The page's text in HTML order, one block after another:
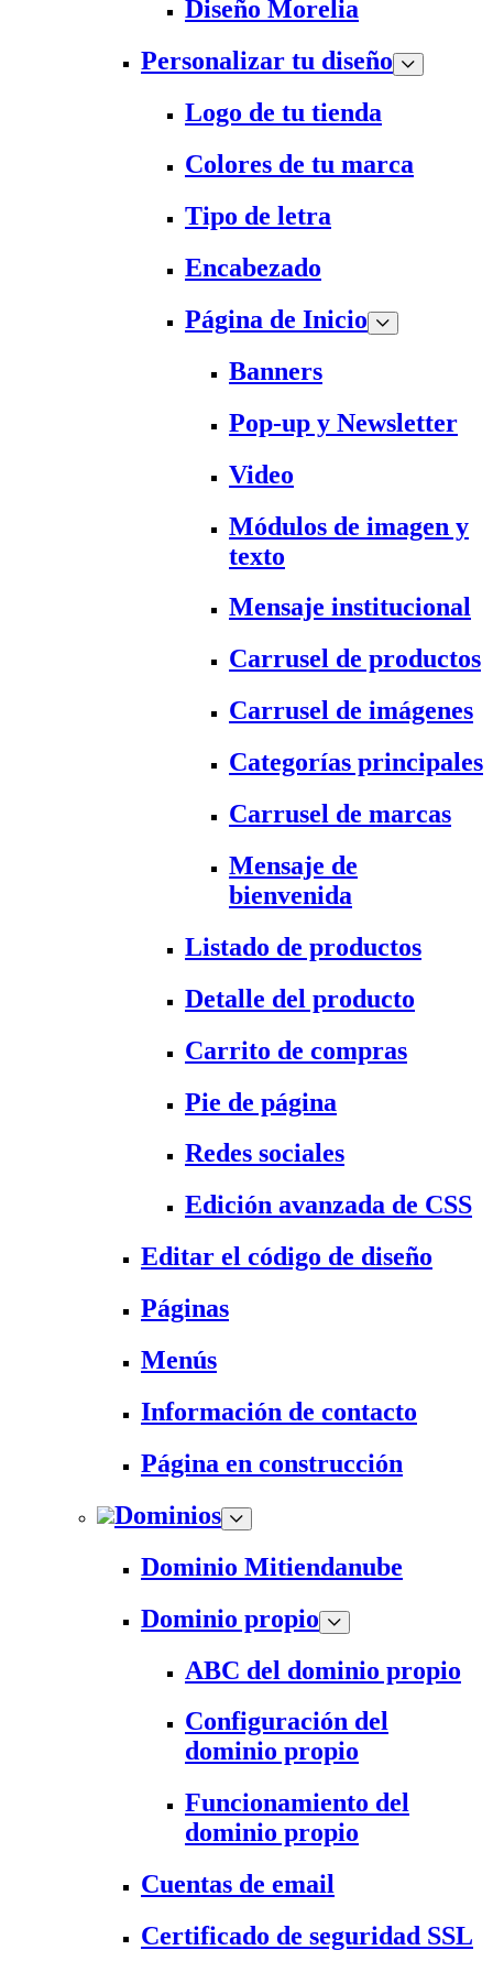
Diseño Morelia
Personalizar tu diseño
Logo de tu tienda
Colores de tu marca
Tipo de letra
Encabezado
Página de Inicio
Banners
Pop-up y Newsletter
Video
Módulos de imagen y
texto
Mensaje institucional
Carrusel de productos
Carrusel de imágenes
Categorías principales
Carrusel de marcas
Mensaje de
bienvenida
Listado de productos
Detalle del producto
Carrito de compras
Pie de página
Redes sociales
Edición avanzada de CSS
Editar el código de diseño
Páginas
Menús
Información de contacto
Página en construcción
Dominios
Dominio Mitiendanube
Dominio propio
ABC del dominio propio
Configuración del
dominio propio
Funcionamiento del
dominio propio
Cuentas de email
Certificado de seguridad SSL